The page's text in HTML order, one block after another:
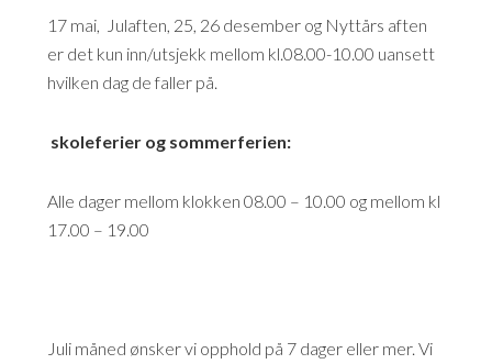
17 mai, Julaften, 25, 26 desember og Nyttårs aften
er det kun inn/utsjekk mellom kl.08.00-10.00 uansett
hvilken dag de faller på.
skoleferier og sommerferien:
Alle dager mellom klokken 08.00 – 10.00 og mellom kl
17.00 – 19.00
Juli måned ønsker vi opphold på 7 dager eller mer. Vi